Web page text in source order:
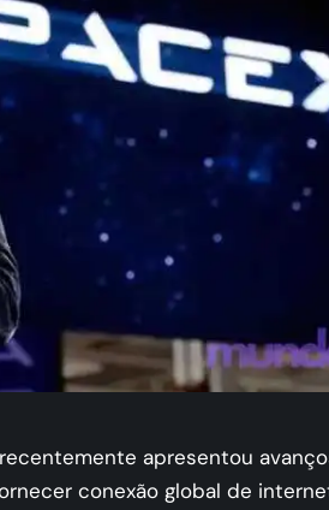
apresentou
conexão global de